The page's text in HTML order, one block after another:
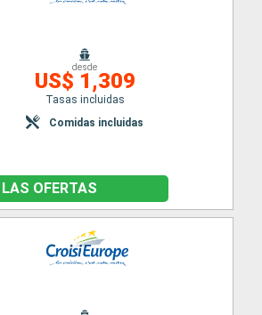
desde
US$ 1,309
Tasas incluidas
Comidas incluidas
LAS OFERTAS